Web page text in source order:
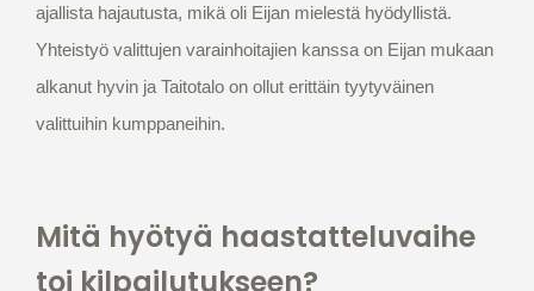
ajallista hajautusta, mikä oli Eijan mielestä hyödyllistä.
Yhteistyö valittujen varainhoitajien kanssa on Eijan mukaan
alkanut hyvin ja Taitotalo on ollut erittäin tyytyväinen
valittuihin kumppaneihin.
Mitä hyötyä haastatteluvaihe
toi kilpailutukseen?